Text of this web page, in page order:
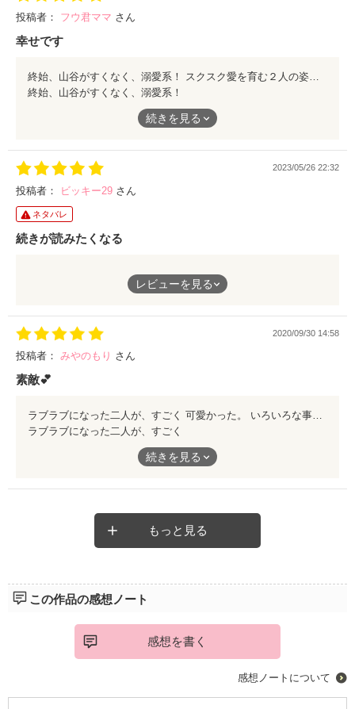
投稿者： フウ君ママ さん
幸せです
終始、山谷がすくなく、溺愛系！ スクスク愛を育む２人の姿から幸せもらいました😊
終始、山谷がすくなく、溺愛系！
スクスク愛を育む２人の姿から幸せもらいました😊
続きを見る
2023/05/26 22:32
投稿者： ビッキー29 さん
ネタバレ
続きが読みたくなる
双子ちゃんが生まれてからの2人の話も読みたいです。
レビューを見る
2020/09/30 14:58
投稿者： みやのもり さん
素敵💕
ラブラブになった二人が、すごく 可愛かった。 いろいろな事を乗り越えて、夫婦になるのね。 また、書いて下さい。 ありがとうございました😊
ラブラブになった二人が、すごく
いろいろな事を乗り越えて、夫婦になるのね。
続きを見る
もっと見る
この作品の感想ノート
感想を書く
感想ノートについて